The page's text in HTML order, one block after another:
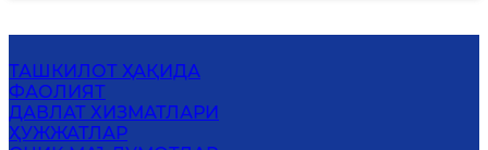
ТАШКИЛОТ ҲАҚИДА
ФАОЛИЯТ
ДАВЛАТ ХИЗМАТЛАРИ
ҲУЖЖАТЛАР